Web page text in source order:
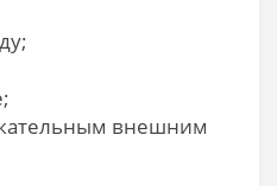
внешним